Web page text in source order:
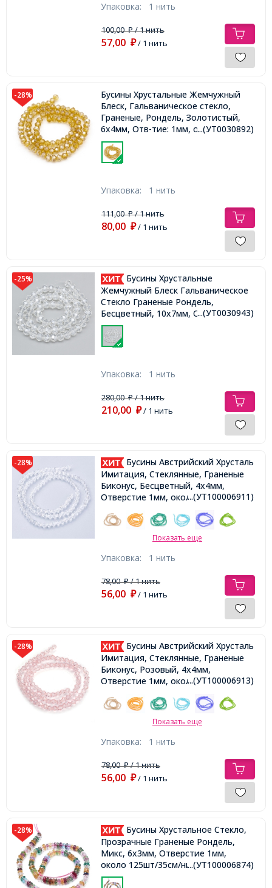
Упаковка: 1 нить
100,00₽/ 1 нить
57,00 ₽/ 1 нить
-28%
Бусины Хрустальные Жемчужный
Блеск, Гальваническое стекло,
Граненые, Рондель, Золотистый,
6х4мм, Отв-тие: 1мм, около
93шт/45см/нить
...(УТ0030892)
Упаковка: 1 нить
111,00₽/ 1 нить
80,00 ₽/ 1 нить
-25%
Бусины Хрустальные
Жемчужный Блеск Гальваническое
Стекло Граненые Рондель,
Бесцветный, 10х7мм, Отверстие
1мм, около 60шт/43см/нить,
...(УТ0030943)
Упаковка: 1 нить
280,00₽/ 1 нить
210,00 ₽/ 1 нить
-28%
Бусины Австрийский Хрусталь
Имитация, Стеклянные, Граненые
Биконус, Бесцветный, 4х4мм,
Отверстие 1мм, около 80шт/30см/
...(УТ100006911)
Показать еще
Упаковка: 1 нить
78,00₽/ 1 нить
56,00 ₽/ 1 нить
-28%
Бусины Австрийский Хрусталь
Имитация, Стеклянные, Граненые
Биконус, Розовый, 4х4мм,
Отверстие 1мм, около 80шт/30см/
...(УТ100006913)
Показать еще
Упаковка: 1 нить
78,00₽/ 1 нить
56,00 ₽/ 1 нить
-28%
Бусины Хрустальное Стекло,
Прозрачные Граненые Рондель,
Микс, 6х3мм, Отверстие 1мм,
около 125шт/35см/нить,...(УТ100006874)